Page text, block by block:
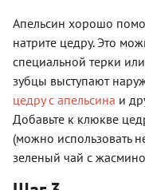
Апельсин хорошо
натрите цедру. Это
специальной терки
зубцы выступают
цедру с апельсина и
Добавьте к клюкве
(можно использовать
зеленый чай с